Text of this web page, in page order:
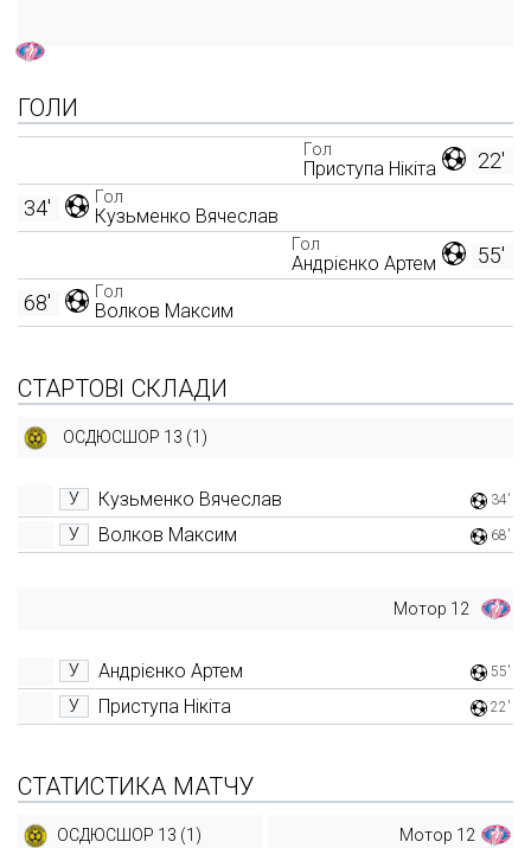
ГОЛИ
22'
Гол
Приступа Нікіта
Гол
Кузьменко Вячеслав
34'
55'
Гол
Андрієнко Артем
Гол
Волков Максим
68'
СТАРТОВІ СКЛАДИ
ОСДЮСШОР 13 (1)
У Кузьменко Вячеслав 34'
У Волков Максим 68'
Мотор 12
У Андрієнко Артем 55'
У Приступа Нікіта 22'
СТАТИСТИКА МАТЧУ
ОСДЮСШОР 13 (1) Мотор 12